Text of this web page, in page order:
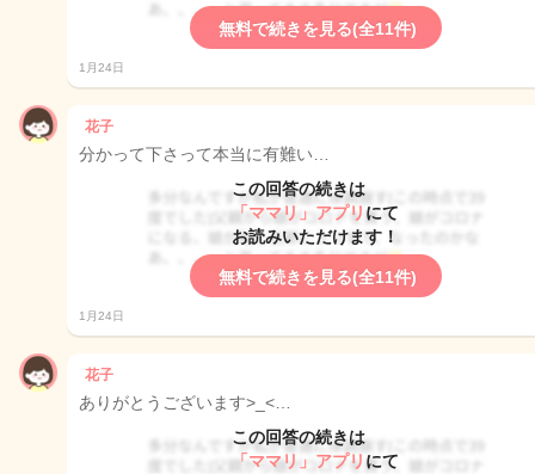
無料で続きを見る(全11件)
1月24日
花子
分かって下さって本当に有難い…
この回答の続きは
「ママリ」アプリ にて
お読みいただけます！
無料で続きを見る(全11件)
1月24日
花子
ありがとうございます>_<…
この回答の続きは
「ママリ」アプリ にて